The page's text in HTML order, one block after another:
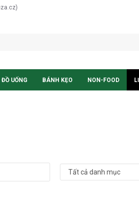
ĐỒ UỐNG BÁNH KẸO NON-FOOD